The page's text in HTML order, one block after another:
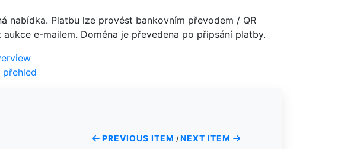
nabídka. Platbu lze provést bankovním převodem / QR
e-mailem. Doména je převedena po připsání platby.
PREVIOUS ITEM / NEXT ITEM